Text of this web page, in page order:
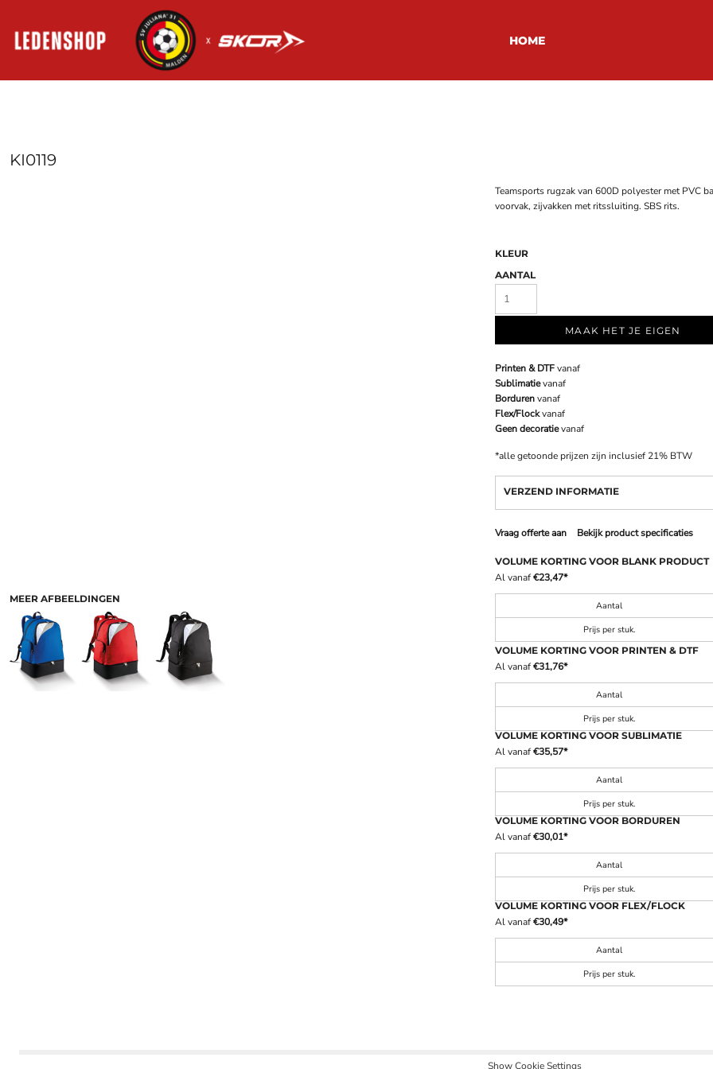
HOME
KI0119
MEER AFBEELDINGEN
Teamsports rugzak van 600D polyestermet PVC
voorvak, zijvakken met ritssluiting. SBS rits.
KLEUR
AANTAL
MAAK HET JE EIGEN
Printen & DTFvanaf
Sublimatievanaf
Bordurenvanaf
Flex/Flockvanaf
Geen decoratievanaf
*alle getoonde prijzen zijn inclusief 21% BTW
VERZEND INFORMATIE
Vraag offerte aan Bekijk product specificaties
VOLUME KORTING VOOR BLANK PRODUCT
Al vanaf€23,47*
Aantal
Prijs per stuk.
VOLUME KORTING VOOR PRINTEN & DTF
Al vanaf€31,76*
Aantal
Prijs per stuk.
VOLUME KORTING VOOR SUBLIMATIE
Al vanaf€35,57*
Aantal
Prijs per stuk.
VOLUME KORTING VOOR BORDUREN
Al vanaf€30,01*
Aantal
Prijs per stuk.
VOLUME KORTING VOOR FLEX/FLOCK
Al vanaf€30,49*
Aantal
Prijs per stuk.
Show Cookie Settings
REGISTREER